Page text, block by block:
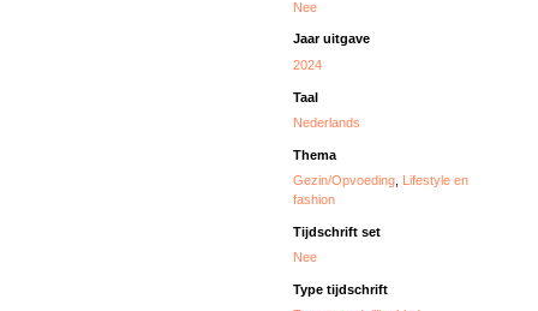
Nee
Jaar uitgave
2024
Taal
Nederlands
Thema
Gezin/Opvoeding Lifestyle en
fashion
Tijdschrift set
Nee
Type tijdschrift